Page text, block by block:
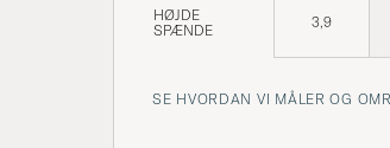
HØJDE
SPÆNDE
3,9
SE HVORDAN VI MÅLER OG